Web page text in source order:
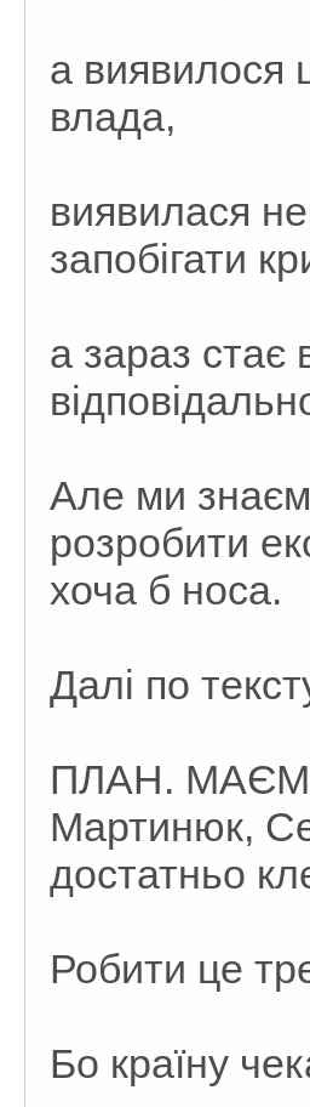
а виявилося
влада,
виявилася
запобігати
а зараз стає
Але ми
розробити
хоча б носа.
Далі по
ПЛАН.
Мартинюк,
достатньо
Робити це
Бо країну